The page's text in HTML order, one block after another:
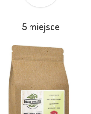
5 miejsce